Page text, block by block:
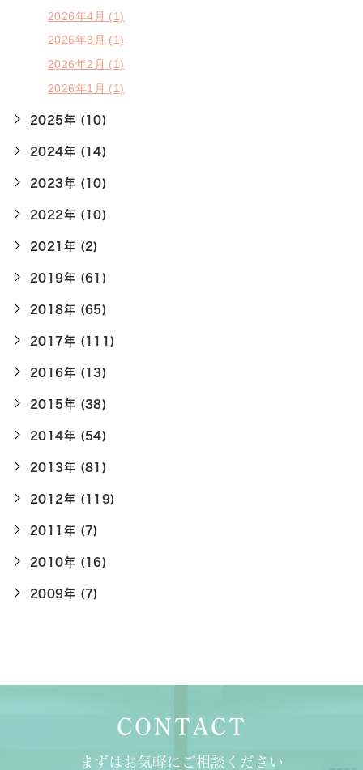
2026年4月 (1)
2026年3月 (1)
2026年2月 (1)
2026年1月 (1)
2025年 (10)
2024年 (14)
2023年 (10)
2022年 (10)
2021年 (2)
2019年 (61)
2018年 (65)
2017年 (111)
2016年 (13)
2015年 (38)
2014年 (54)
2013年 (81)
2012年 (119)
2011年 (7)
2010年 (16)
2009年 (7)
CONTACT
まずはお気軽にご相談ください